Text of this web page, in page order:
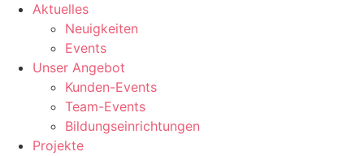
Aktuelles
Neuigkeiten
Events
Unser Angebot
Kunden-Events
Team-Events
Bildungseinrichtungen
Projekte